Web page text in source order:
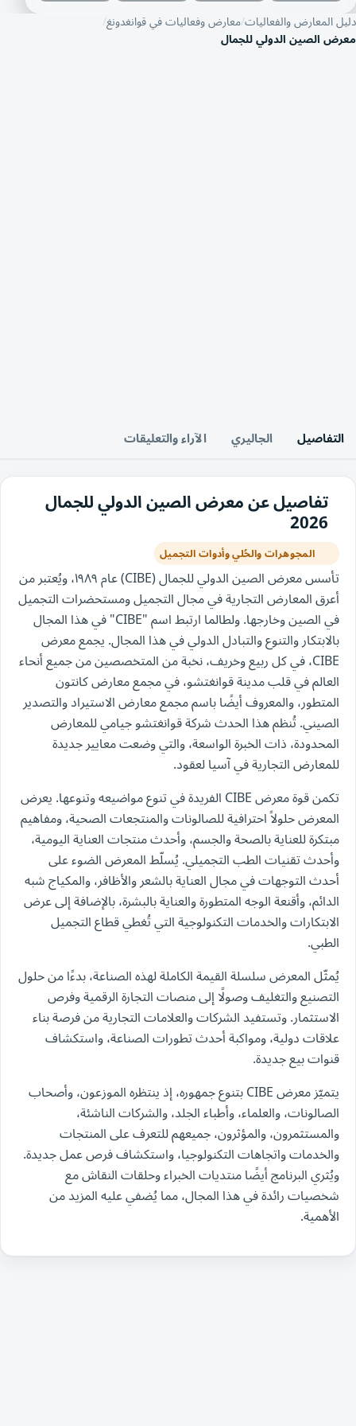
دليل المعارض والفعالياتمعارض وفعاليات في قوانغدونغ
معرض الصين الدولي للجمال
التفاصيل الجاليري الآراء والتعليقات
تفاصيل عن معرض الصين الدولي للجمال
2026
المجوهرات والحُلي وأدوات التجميل
تأسس معرض الصين الدولي للجمال (CIBE) عام ١٩٨٩، ويُعتبر من
أعرق المعارض التجارية في مجال التجميل ومستحضرات التجميل
في الصين وخارجها. ولطالما ارتبط اسم "CIBE" في هذا المجال
بالابتكار والتنوع والتبادل الدولي في هذا المجال. يجمع معرض
CIBE، في كل ربيع وخريف، نخبة من المتخصصين من جميع أنحاء
العالم في قلب مدينة قوانغتشو، في مجمع معارض كانتون
المتطور، والمعروف أيضًا باسم مجمع معارض الاستيراد والتصدير
الصيني. تُنظم هذا الحدث شركة قوانغتشو جيامي للمعارض
المحدودة، ذات الخبرة الواسعة، والتي وضعت معايير جديدة
للمعارض التجارية في آسيا لعقود.
تكمن قوة معرض CIBE الفريدة في تنوع مواضيعه وتنوعها. يعرض
المعرض حلولاً احترافية للصالونات والمنتجعات الصحية، ومفاهيم
مبتكرة للعناية بالصحة والجسم، وأحدث منتجات العناية اليومية،
وأحدث تقنيات الطب التجميلي. يُسلّط المعرض الضوء على
أحدث التوجهات في مجال العناية بالشعر والأظافر، والمكياج شبه
الدائم، وأقنعة الوجه المتطورة والعناية بالبشرة، بالإضافة إلى عرض
الابتكارات والخدمات التكنولوجية التي تُغطي قطاع التجميل
الطبي.
يُمثّل المعرض سلسلة القيمة الكاملة لهذه الصناعة، بدءًا من حلول
التصنيع والتغليف وصولًا إلى منصات التجارة الرقمية وفرص
الاستثمار. وتستفيد الشركات والعلامات التجارية من فرصة بناء
علاقات دولية، ومواكبة أحدث تطورات الصناعة، واستكشاف
قنوات بيع جديدة.
يتميّز معرض CIBE بتنوع جمهوره، إذ ينتظره الموزعون، وأصحاب
الصالونات، والعلماء، وأطباء الجلد، والشركات الناشئة،
والمستثمرون، والمؤثرون، جميعهم للتعرف على المنتجات
والخدمات واتجاهات التكنولوجيا، واستكشاف فرص عمل جديدة.
ويُثري البرنامج أيضًا منتديات الخبراء وحلقات النقاش مع
شخصيات رائدة في هذا المجال، مما يُضفي عليه المزيد من
الأهمية.